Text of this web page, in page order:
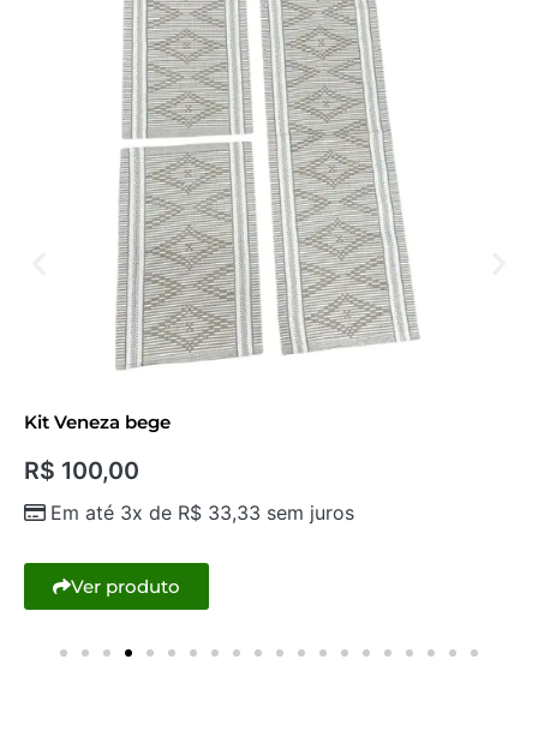
Kit Veneza bege
R$100,00
Em até 3x deR$33,33sem juros
Ver produto